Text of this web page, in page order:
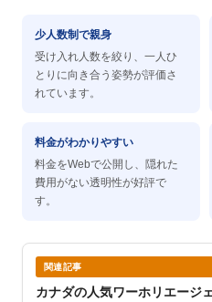
少人数制で親身
受け入れ人数を絞り、一人ひ
とりに向き合う姿勢が評価さ
れています。
料金がわかりやすい
料金をWebで公開し、隠れた
費用がない透明性が好評で
す。
関連記事
カナダの人気ワーホリエージ